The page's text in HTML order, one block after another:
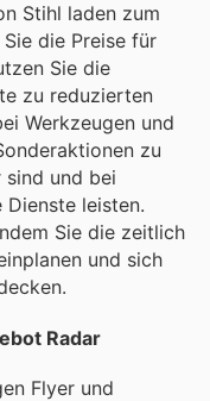
Stihl laden zum
die Preise für
Sie die
zu reduzierten
Werkzeugen und
zu
und bei
leisten.
Sie die zeitlich
und sich
Radar
Flyer und